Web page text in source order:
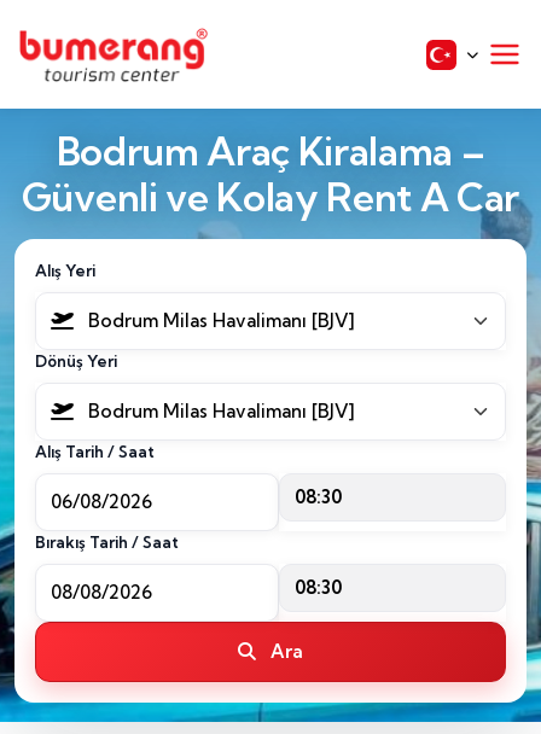
Bodrum Araç Kiralama –
Güvenli ve Kolay Rent A Car
Alış Yeri
Bodrum Milas Havalimanı [BJV]
Dönüş Yeri
Bodrum Milas Havalimanı [BJV]
Alış Tarih / Saat
08:30
Bırakış Tarih / Saat
08:30
Ara